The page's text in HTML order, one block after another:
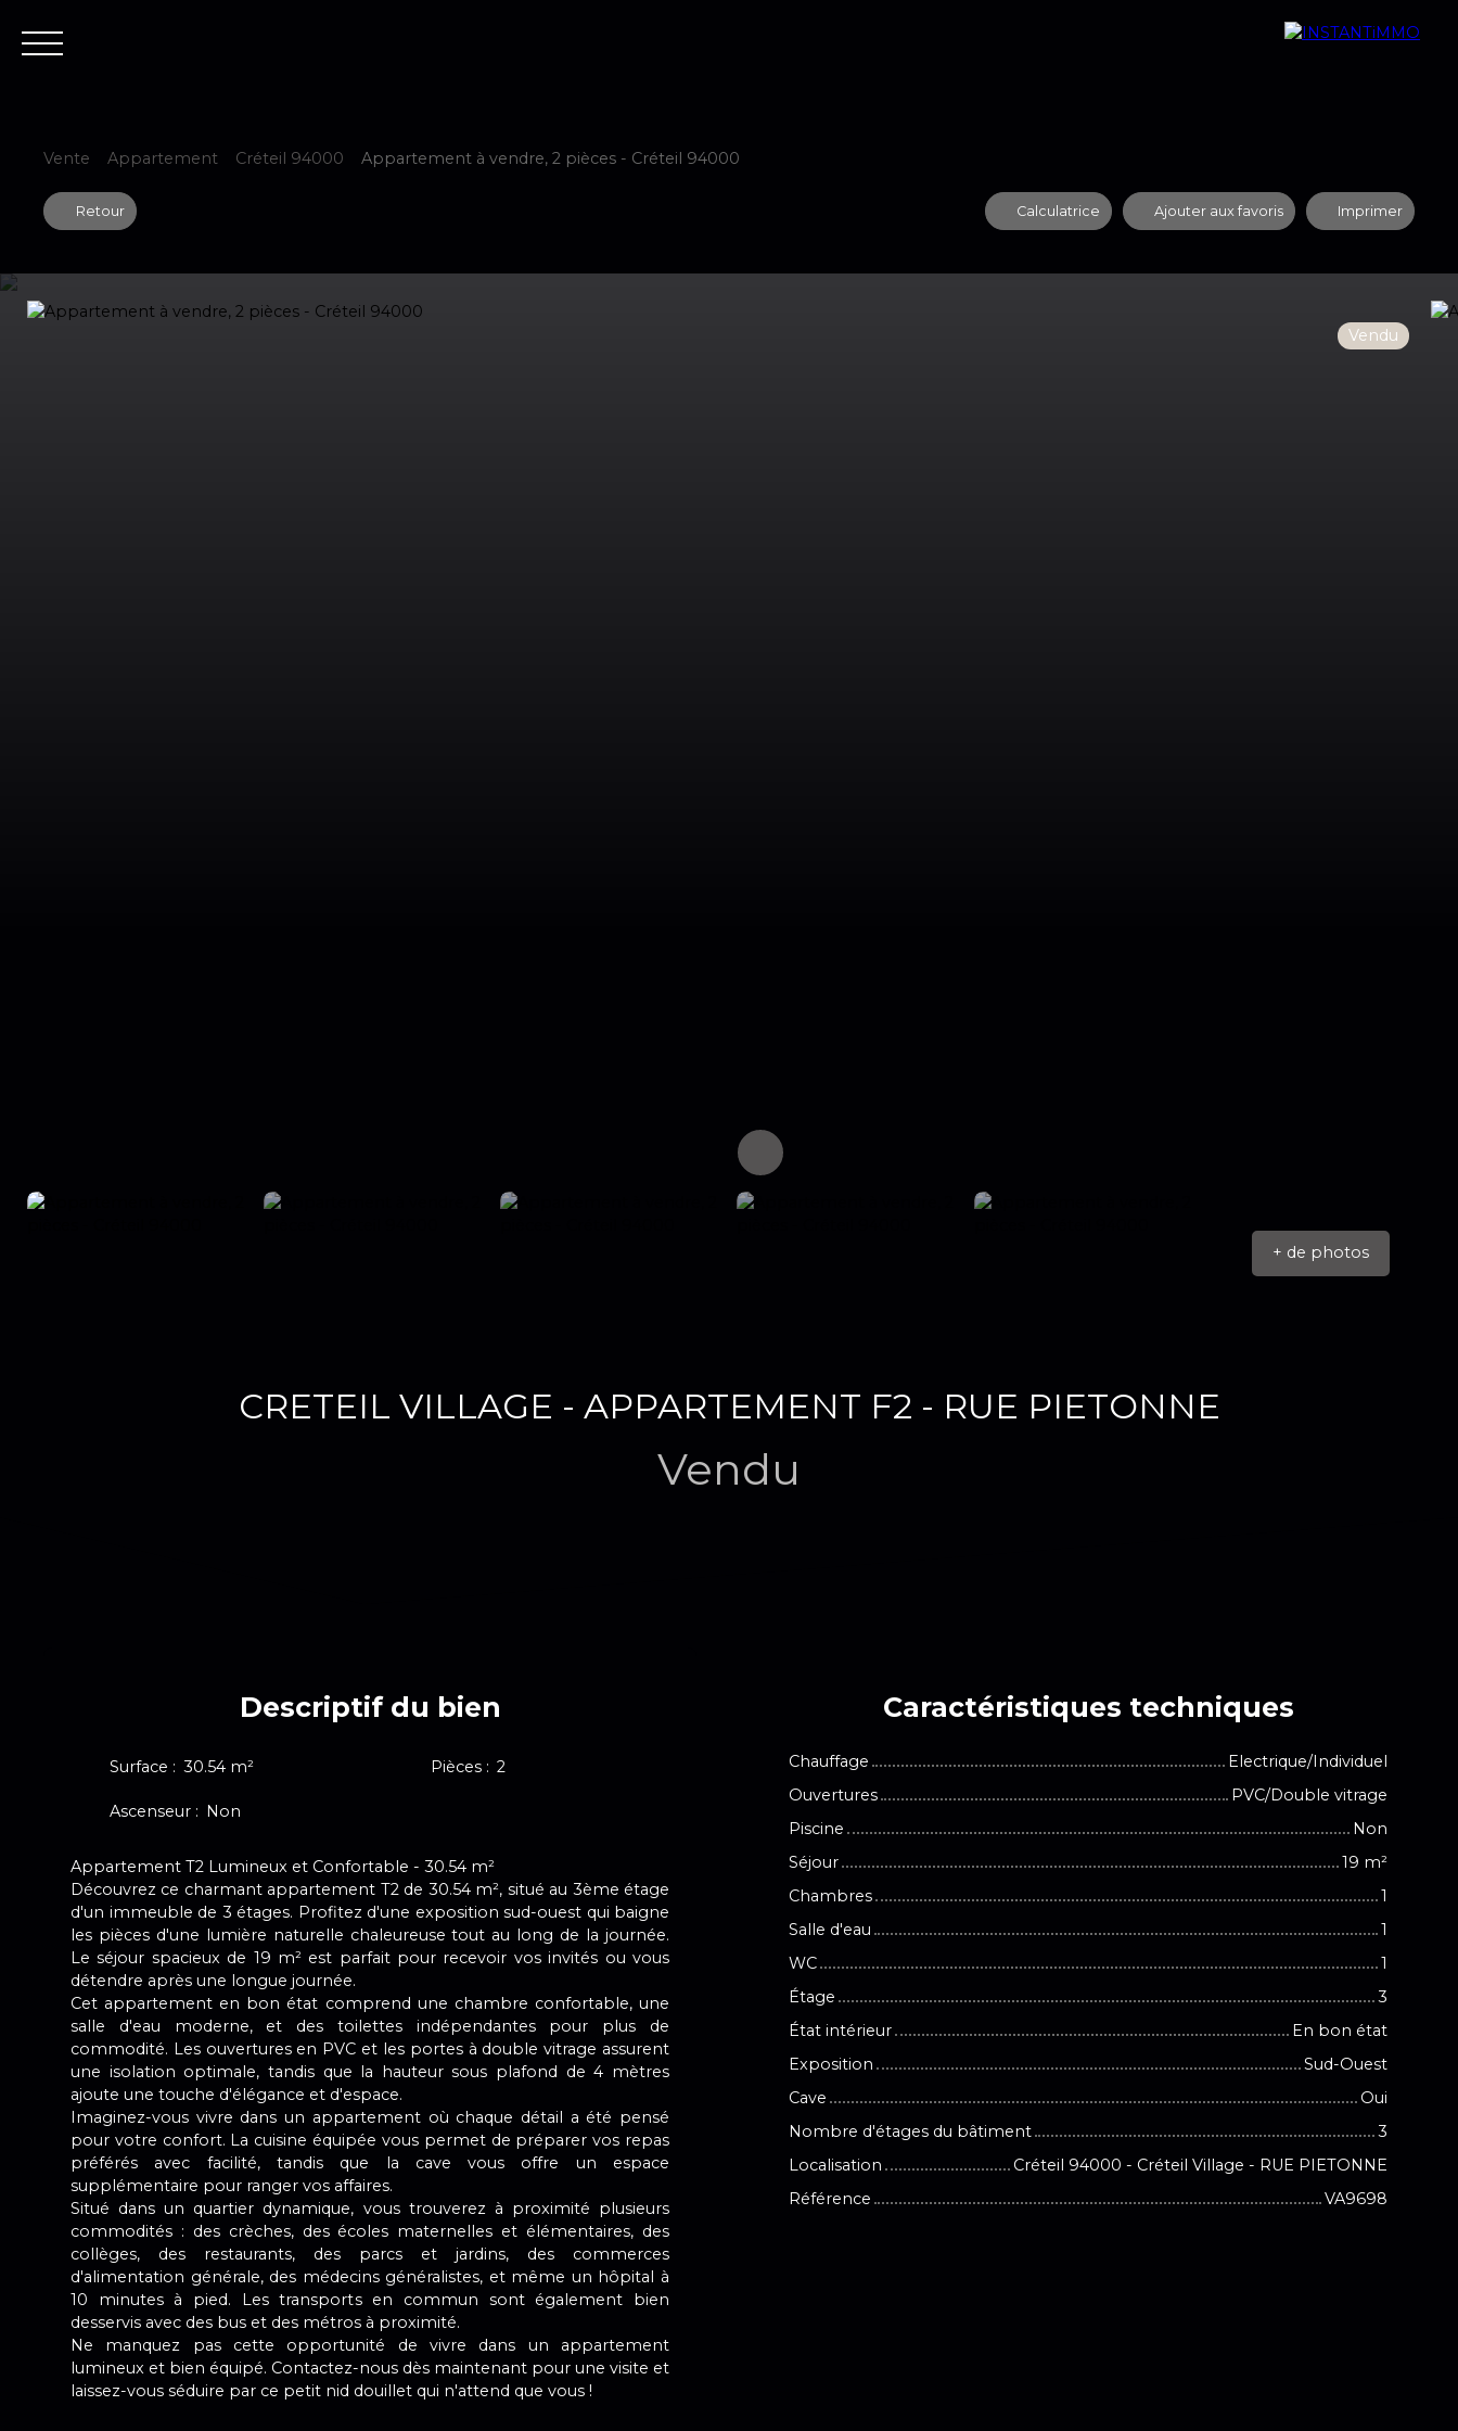
Estimer votre bien
Vente Appartement Créteil 94000 Appartement à vendre, 2 pièces - Créteil 94000
Retour Calculatrice Ajouter aux favoris Imprimer
Vendu
+ de photos
CRETEIL VILLAGE - APPARTEMENT F2 - RUE PIETONNE
Vendu
Descriptif du bien
Surface : 30.54 m² Pièces : 2
Ascenseur : Non
Appartement T2 Lumineux et Confortable - 30.54 m²
Découvrez ce charmant appartement T2 de 30.54 m², situé au 3ème étage
d'un immeuble de 3 étages. Profitez d'une exposition sud-ouest qui baigne
les pièces d'une lumière naturelle chaleureuse tout au long de la journée.
Le séjour spacieux de 19 m² est parfait pour recevoir vos invités ou vous
détendre après une longue journée.
Cet appartement en bon état comprend une chambre confortable, une
salle d'eau moderne, et des toilettes indépendantes pour plus de
commodité. Les ouvertures en PVC et les portes à double vitrage assurent
une isolation optimale, tandis que la hauteur sous plafond de 4 mètres
ajoute une touche d'élégance et d'espace.
Imaginez-vous vivre dans un appartement où chaque détail a été pensé
pour votre confort. La cuisine équipée vous permet de préparer vos repas
préférés avec facilité, tandis que la cave vous offre un espace
supplémentaire pour ranger vos affaires.
Situé dans un quartier dynamique, vous trouverez à proximité plusieurs
commodités : des crèches, des écoles maternelles et élémentaires, des
collèges, des restaurants, des parcs et jardins, des commerces
d'alimentation générale, des médecins généralistes, et même un hôpital à
10 minutes à pied. Les transports en commun sont également bien
desservis avec des bus et des métros à proximité.
Ne manquez pas cette opportunité de vivre dans un appartement
lumineux et bien équipé. Contactez-nous dès maintenant pour une visite et
laissez-vous séduire par ce petit nid douillet qui n'attend que vous !
Caractéristiques techniques
Chauffage
Electrique/Individuel
Ouvertures
PVC/Double vitrage
Piscine
Non
Séjour
19 m²
Chambres
1
Salle d'eau
1
WC
1
Étage
3
État intérieur
En bon état
Exposition
Sud-Ouest
Cave
Oui
Nombre d'étages du bâtiment
3
Localisation
Créteil 94000 - Créteil Village - RUE PIETONNE
Référence
VA9698